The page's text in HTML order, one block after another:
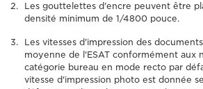
Les gouttelettes d'encre peuvent être
densité minimum de 1/4800 pouce.
Les vitesses d'impression des
moyenne de l'ESAT conformément aux
catégorie bureau en mode recto par
vitesse d'impression photo est donnée